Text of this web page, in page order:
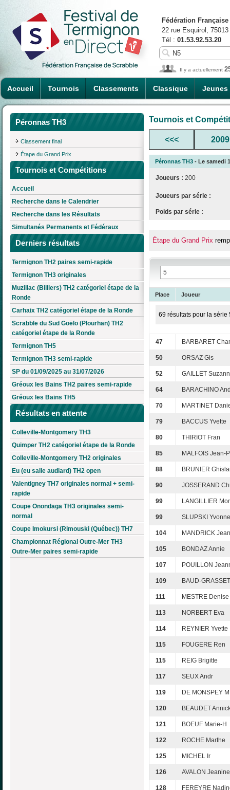
Accueil Tournois Classements Classique Jeunes
Fédération
22 rue Esquirol,
Tél : 01.53.92.53.20
Il y a actuellement
Péronnas TH3
Classement final
Étape du Grand Prix
Tournois et Compétitions
Accueil
Recherche dans le Calendrier
Recherche dans les Résultats
Simultanés Permanents et Fédéraux
Derniers résultats
Termignon TH2 paires semi-rapide
Termignon TH3 originales
Muzillac (Billiers) TH2 catégoriel étape de la
Ronde
Carhaix TH2 catégoriel étape de la Ronde
Scrabble du Sud Goëlo (Plourhan) TH2
catégoriel étape de la Ronde
Termignon TH5
Termignon TH3 semi-rapide
SP du 01/09/2025 au 31/07/2026
Gréoux les Bains TH2 paires semi-rapide
Gréoux les Bains TH5
Résultats en attente
Colleville-Montgomery TH3
Quimper TH2 catégoriel étape de la Ronde
Colleville-Montgomery TH2 originales
Eu (eu salle audiard) TH2 open
Valentigney TH7 originales normal + semi-
rapide
Coupe Onondaga TH3 originales semi-
normal
Coupe Imokursi (Rimouski (Québec)) TH7
Championnat Régional Outre-Mer TH3
Outre-Mer paires semi-rapide
Tournois et
<<< 2009
Péronnas TH3 - Le samedi
Joueurs : 200
Joueurs par série :
Poids par série :
Étape du Grand Prix
Place Joueur
69 résultats pour la série
47 BARBARET
50 ORSAZ Gis
52 GAILLET
64 BARACHINO
70 MARTINET
79 BACCUS Yvette
80 THIRIOT Fran
85 MALFOIS Jean-
88 BRUNIER
90 JOSSERAND
99 LANGILLIER
99 SLUPSKI Yvonne
104 MANDRICK
105 BONDAZ Annie
107 POUILLON
109 BAUD-
111 MESTRE Denise
113 NORBERT Eva
114 REYNIER Yvette
115 FOUGERE Ren
115 REIG Brigitte
117 SEUX Andr
119 DE MONSPEY M
120 BEAUDET
121 BOEUF Marie-H
122 ROCHE Marthe
125 MICHEL Ir
126 AVALON Jeanine
128 FEREYRE